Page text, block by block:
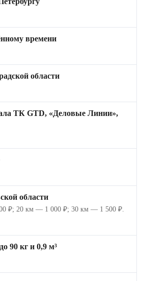
времени
области
ТК GTD, «Деловые Линии»,
области
₽; 20 км — 1 000 ₽; 30 км — 1 500 ₽.
90 кг и 0,9 м³